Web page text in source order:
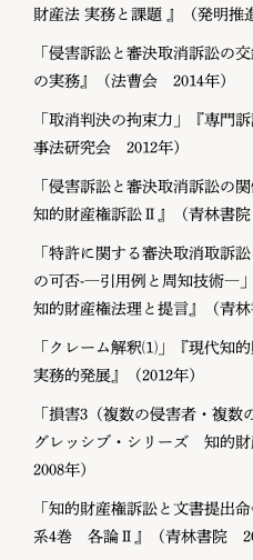
財産法 実務と課題 』（発明推
「侵害訴訟と審決取消訴訟の
の実務』（法曹会 2014年）
「取消判決の拘束力」『専門
事法研究会 2012年）
「侵害訴訟と審決取消訴訟の
知的財産権訴訟Ⅱ』（青林書院
「特許に関する審決取消取訴
の可否-―引用例と周知技術―
知的財産権法理と提言』（青
「クレーム解釈⑴」『現代知
実務的発展』（2012年）
「損害3（複数の侵害者・複数
グレッシブ・シリーズ 知的
2008年）
「知的財産権訴訟と文書提出
系4巻 各論Ⅱ』（青林書院